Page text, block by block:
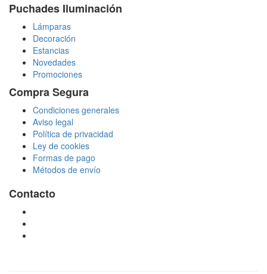
Puchades Iluminación
Lámparas
Decoración
Estancias
Novedades
Promociones
Compra Segura
Condiciones generales
Aviso legal
Política de privacidad
Ley de cookies
Formas de pago
Métodos de envío
Contacto